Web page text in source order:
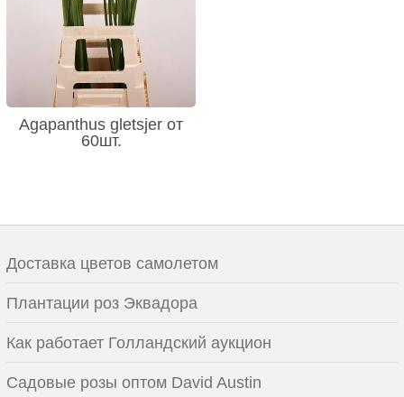
Agapanthus gletsjer от
60шт.
Доставка цветов самолетом
Плантации роз Эквадора
Как работает Голландский аукцион
Садовые розы оптом David Austin